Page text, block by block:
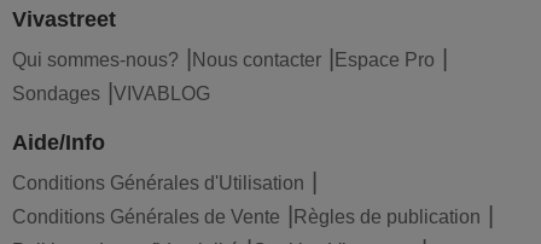
Vivastreet
Qui sommes-nous? Nous contacter
Espace Pro
Sondages
VIVABLOG
Aide/Info
Conditions Générales d'Utilisation
Conditions Générales de Vente
Règles de publication